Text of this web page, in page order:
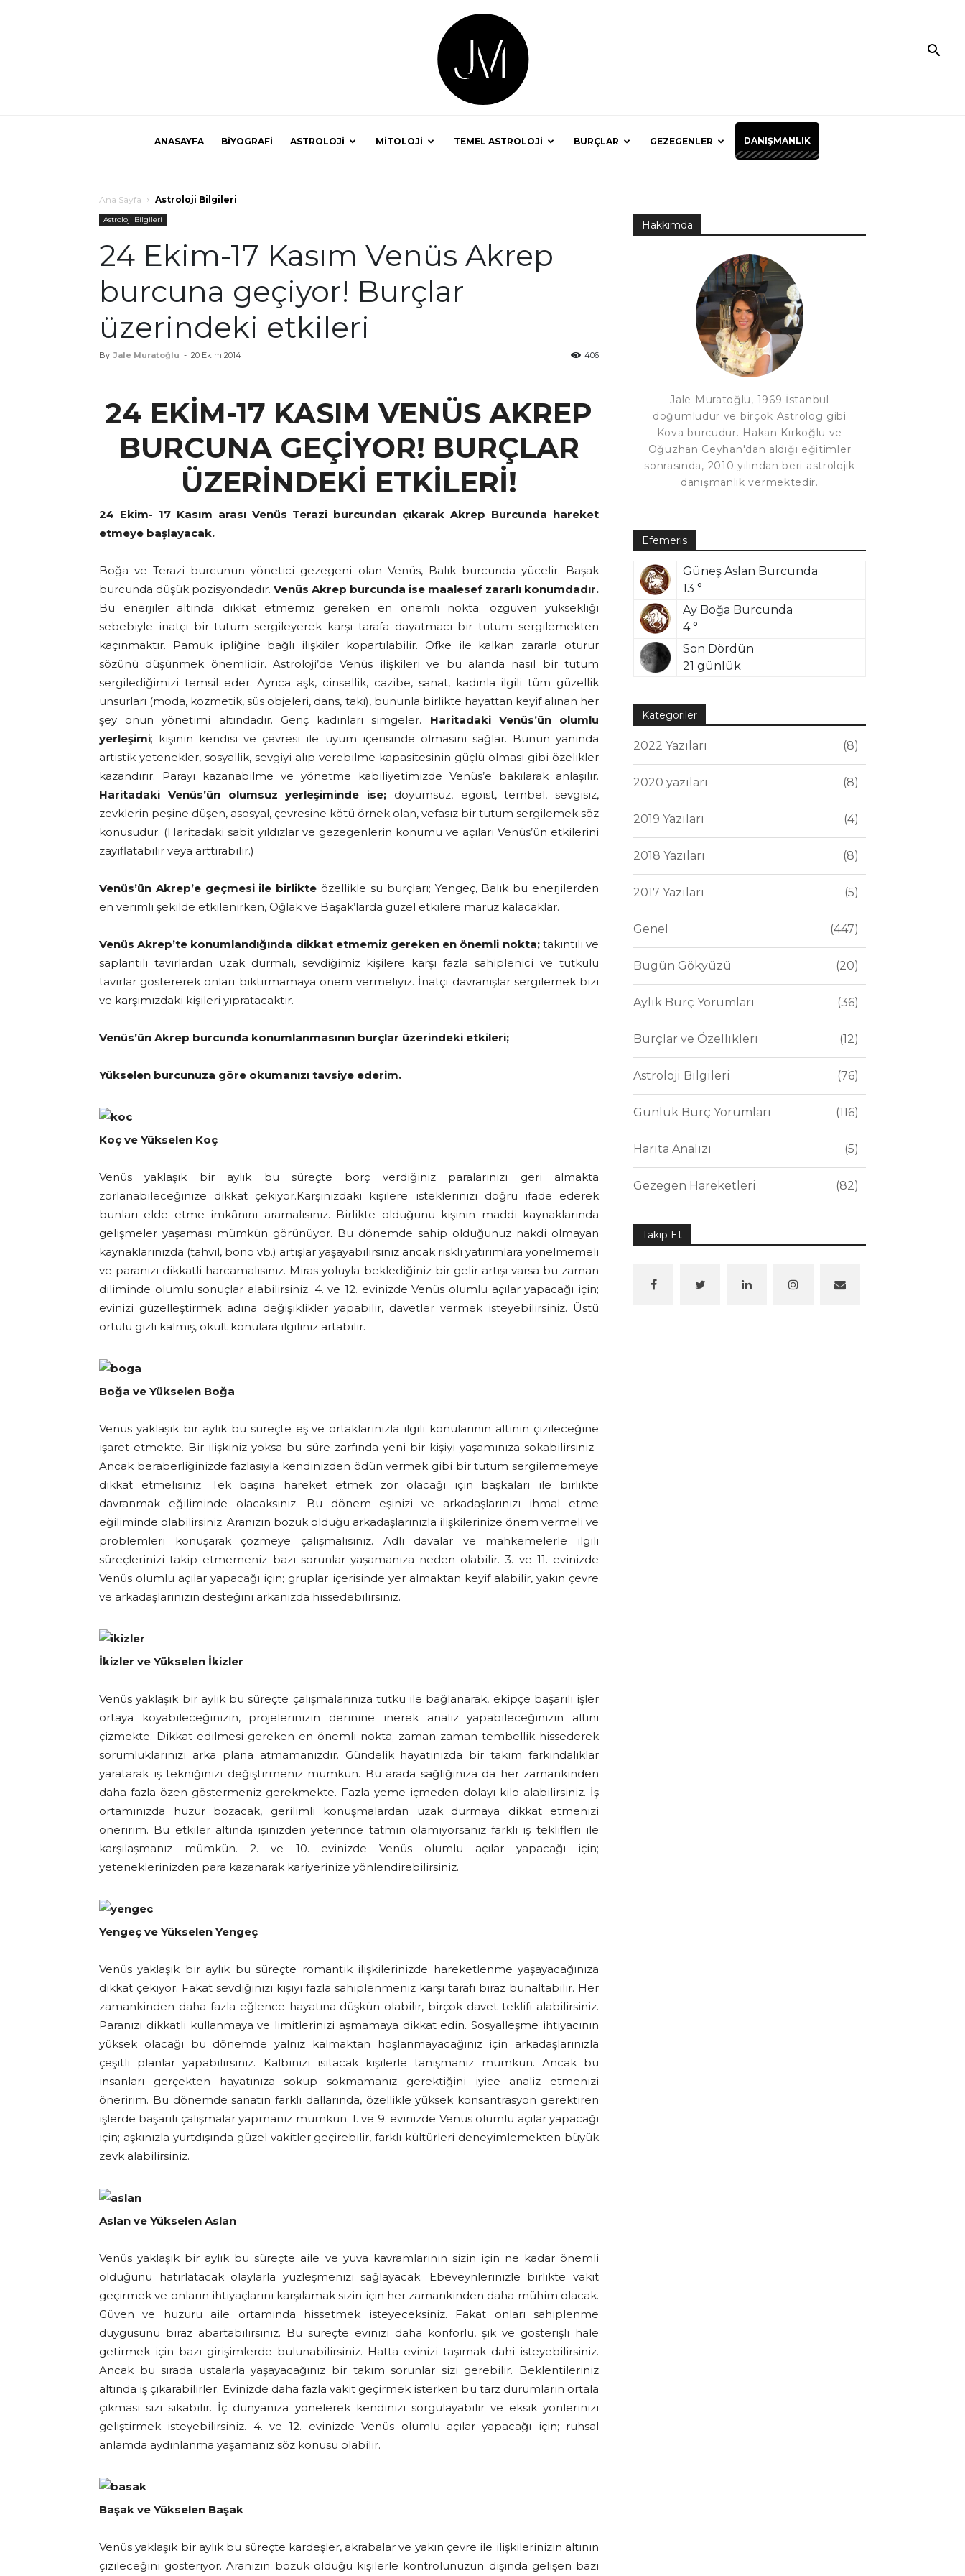
ANASAYFA BİYOGRAFİ ASTROLOJİ MİTOLOJİ TEMEL ASTROLOJİ BURÇLAR GEZEGENLER DANIŞMANLIK
Ana Sayfa Astroloji Bilgileri
Astroloji Bilgileri
24 Ekim-17 Kasım Venüs Akrep
burcuna geçiyor! Burçlar
üzerindeki etkileri
By Jale Muratoğlu - 20 Ekim 2014 406
24 EKİM-17 KASIM VENÜS AKREP
BURCUNA GEÇİYOR! BURÇLAR
ÜZERİNDEKİ ETKİLERİ!
24 Ekim- 17 Kasım arası Venüs Terazi burcundan çıkarak Akrep Burcunda hareket
etmeye başlayacak.
Boğa ve Terazi burcunun yönetici gezegeni olan Venüs, Balık burcunda yücelir. Başak
burcunda düşük pozisyondadır. Venüs Akrep burcunda ise maalesef zararlı konumdadır.
Bu enerjiler altında dikkat etmemiz gereken en önemli nokta; özgüven yüksekliği
sebebiyle inatçı bir tutum sergileyerek karşı tarafa dayatmacı bir tutum sergilemekten
kaçınmaktır. Pamuk ipliğine bağlı ilişkiler kopartılabilir. Öfke ile kalkan zararla oturur
sözünü düşünmek önemlidir. Astroloji’de Venüs ilişkileri ve bu alanda nasıl bir tutum
sergilediğimizi temsil eder. Ayrıca aşk, cinsellik, cazibe, sanat, kadınla ilgili tüm güzellik
unsurları (moda, kozmetik, süs objeleri, dans, takı), bununla birlikte hayattan keyif alınan her
şey onun yönetimi altındadır. Genç kadınları simgeler. Haritadaki Venüs’ün olumlu
yerleşimi; kişinin kendisi ve çevresi ile uyum içerisinde olmasını sağlar. Bunun yanında
artistik yetenekler, sosyallik, sevgiyi alıp verebilme kapasitesinin güçlü olması gibi özelikler
kazandırır. Parayı kazanabilme ve yönetme kabiliyetimizde Venüs’e bakılarak anlaşılır.
Haritadaki Venüs’ün olumsuz yerleşiminde ise; doyumsuz, egoist, tembel, sevgisiz,
zevklerin peşine düşen, asosyal, çevresine kötü örnek olan, vefasız bir tutum sergilemek söz
konusudur. (Haritadaki sabit yıldızlar ve gezegenlerin konumu ve açıları Venüs’ün etkilerini
zayıflatabilir veya arttırabilir.)
Venüs’ün Akrep’e geçmesi ile birlikte özellikle su burçları; Yengeç, Balık bu enerjilerden
en verimli şekilde etkilenirken, Oğlak ve Başak’larda güzel etkilere maruz kalacaklar.
Venüs Akrep’te konumlandığında dikkat etmemiz gereken en önemli nokta; takıntılı ve
saplantılı tavırlardan uzak durmalı, sevdiğimiz kişilere karşı fazla sahiplenici ve tutkulu
tavırlar göstererek onları bıktırmamaya önem vermeliyiz. İnatçı davranışlar sergilemek bizi
ve karşımızdaki kişileri yıpratacaktır.
Venüs’ün Akrep burcunda konumlanmasının burçlar üzerindeki etkileri;
Yükselen burcunuza göre okumanızı tavsiye ederim.
Koç ve Yükselen Koç
Venüs yaklaşık bir aylık bu süreçte borç verdiğiniz paralarınızı geri almakta
zorlanabileceğinize dikkat çekiyor.Karşınızdaki kişilere isteklerinizi doğru ifade ederek
bunları elde etme imkânını aramalısınız. Birlikte olduğunu kişinin maddi kaynaklarında
gelişmeler yaşaması mümkün görünüyor. Bu dönemde sahip olduğunuz nakdi olmayan
kaynaklarınızda (tahvil, bono vb.) artışlar yaşayabilirsiniz ancak riskli yatırımlara yönelmemeli
ve paranızı dikkatli harcamalısınız. Miras yoluyla beklediğiniz bir gelir artışı varsa bu zaman
diliminde olumlu sonuçlar alabilirsiniz. 4. ve 12. evinizde Venüs olumlu açılar yapacağı için;
evinizi güzelleştirmek adına değişiklikler yapabilir, davetler vermek isteyebilirsiniz. Üstü
örtülü gizli kalmış, okült konulara ilgiliniz artabilir.
Boğa ve Yükselen Boğa
Venüs yaklaşık bir aylık bu süreçte eş ve ortaklarınızla ilgili konularının altının çizileceğine
işaret etmekte. Bir ilişkiniz yoksa bu süre zarfında yeni bir kişiyi yaşamınıza sokabilirsiniz.
Ancak beraberliğinizde fazlasıyla kendinizden ödün vermek gibi bir tutum sergilememeye
dikkat etmelisiniz. Tek başına hareket etmek zor olacağı için başkaları ile birlikte
davranmak eğiliminde olacaksınız. Bu dönem eşinizi ve arkadaşlarınızı ihmal etme
eğiliminde olabilirsiniz. Aranızın bozuk olduğu arkadaşlarınızla ilişkilerinize önem vermeli ve
problemleri konuşarak çözmeye çalışmalısınız. Adli davalar ve mahkemelerle ilgili
süreçlerinizi takip etmemeniz bazı sorunlar yaşamanıza neden olabilir. 3. ve 11. evinizde
Venüs olumlu açılar yapacağı için; gruplar içerisinde yer almaktan keyif alabilir, yakın çevre
ve arkadaşlarınızın desteğini arkanızda hissedebilirsiniz.
İkizler ve Yükselen İkizler
Venüs yaklaşık bir aylık bu süreçte çalışmalarınıza tutku ile bağlanarak, ekipçe başarılı işler
ortaya koyabileceğinizin, projelerinizin derinine inerek analiz yapabileceğinizin altını
çizmekte. Dikkat edilmesi gereken en önemli nokta; zaman zaman tembellik hissederek
sorumluklarınızı arka plana atmamanızdır. Gündelik hayatınızda bir takım farkındalıklar
yaratarak iş tekniğinizi değiştirmeniz mümkün. Bu arada sağlığınıza da her zamankinden
daha fazla özen göstermeniz gerekmekte. Fazla yeme içmeden dolayı kilo alabilirsiniz. İş
ortamınızda huzur bozacak, gerilimli konuşmalardan uzak durmaya dikkat etmenizi
öneririm. Bu etkiler altında işinizden yeterince tatmin olamıyorsanız farklı iş teklifleri ile
karşılaşmanız mümkün. 2. ve 10. evinizde Venüs olumlu açılar yapacağı için;
yeteneklerinizden para kazanarak kariyerinize yönlendirebilirsiniz.
Yengeç ve Yükselen Yengeç
Venüs yaklaşık bir aylık bu süreçte romantik ilişkilerinizde hareketlenme yaşayacağınıza
dikkat çekiyor. Fakat sevdiğinizi kişiyi fazla sahiplenmeniz karşı tarafı biraz bunaltabilir. Her
zamankinden daha fazla eğlence hayatına düşkün olabilir, birçok davet teklifi alabilirsiniz.
Paranızı dikkatli kullanmaya ve limitlerinizi aşmamaya dikkat edin. Sosyalleşme ihtiyacının
yüksek olacağı bu dönemde yalnız kalmaktan hoşlanmayacağınız için arkadaşlarınızla
çeşitli planlar yapabilirsiniz. Kalbinizi ısıtacak kişilerle tanışmanız mümkün. Ancak bu
insanları gerçekten hayatınıza sokup sokmamanız gerektiğini iyice analiz etmenizi
öneririm. Bu dönemde sanatın farklı dallarında, özellikle yüksek konsantrasyon gerektiren
işlerde başarılı çalışmalar yapmanız mümkün. 1. ve 9. evinizde Venüs olumlu açılar yapacağı
için; aşkınızla yurtdışında güzel vakitler geçirebilir, farklı kültürleri deneyimlemekten büyük
zevk alabilirsiniz.
Aslan ve Yükselen Aslan
Venüs yaklaşık bir aylık bu süreçte aile ve yuva kavramlarının sizin için ne kadar önemli
olduğunu hatırlatacak olaylarla yüzleşmenizi sağlayacak. Ebeveynlerinizle birlikte vakit
geçirmek ve onların ihtiyaçlarını karşılamak sizin için her zamankinden daha mühim olacak.
Güven ve huzuru aile ortamında hissetmek isteyeceksiniz. Fakat onları sahiplenme
duygusunu biraz abartabilirsiniz. Bu süreçte evinizi daha konforlu, şık ve gösterişli hale
getirmek için bazı girişimlerde bulunabilirsiniz. Hatta evinizi taşımak dahi isteyebilirsiniz.
Ancak bu sırada ustalarla yaşayacağınız bir takım sorunlar sizi gerebilir. Beklentileriniz
altında iş çıkarabilirler. Evinizde daha fazla vakit geçirmek isterken bu tarz durumların ortala
çıkması sizi sıkabilir. İç dünyanıza yönelerek kendinizi sorgulayabilir ve eksik yönlerinizi
geliştirmek isteyebilirsiniz. 4. ve 12. evinizde Venüs olumlu açılar yapacağı için; ruhsal
anlamda aydınlanma yaşamanız söz konusu olabilir.
Başak ve Yükselen Başak
Venüs yaklaşık bir aylık bu süreçte kardeşler, akrabalar ve yakın çevre ile ilişkilerinizin altının
çizileceğini gösteriyor. Aranızın bozuk olduğu kişilerle kontrolünüzün dışında gelişen bazı
Hakkımda
Jale Muratoğlu, 1969 İstanbul
doğumludur ve birçok Astrolog gibi
Kova burcudur. Hakan Kırkoğlu ve
Oğuzhan Ceyhan'dan aldığı eğitimler
sonrasında, 2010 yılından beri astrolojik
danışmanlık vermektedir.
Efemeris
Güneş Aslan Burcunda
13 °
Ay Boğa Burcunda
4 °
Son Dördün
21 günlük
Kategoriler
2022 Yazıları 8
2020 yazıları 8
2019 Yazıları 4
2018 Yazıları 8
2017 Yazıları 5
Genel 447
Bugün Gökyüzü 20
Aylık Burç Yorumları 36
Burçlar ve Özellikleri 12
Astroloji Bilgileri 76
Günlük Burç Yorumları 116
Harita Analizi 5
Gezegen Hareketleri 82
Takip Et